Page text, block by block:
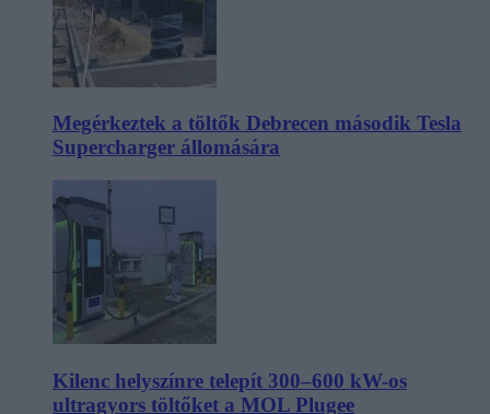
Megérkeztek a töltők Debrecen második Tesla
Supercharger állomására
Kilenc helyszínre telepít 300–600 kW-os
ultragyors töltőket a MOL Plugee